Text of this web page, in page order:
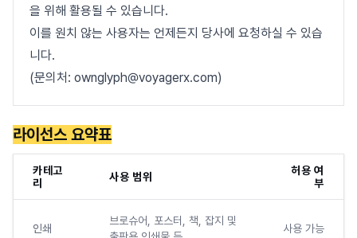
을 위해 활용될 수 있습니다.
이를 원치 않는 사용자는 언제든지 당사에 요청하실 수 있습
니다.
(문의처: ownglyph@voyagerx.com)
라이선스 요약표
카테고
리
사용 범위
허용 여
부
인쇄
브로슈어, 포스터, 책, 잡지 및
사용 가능